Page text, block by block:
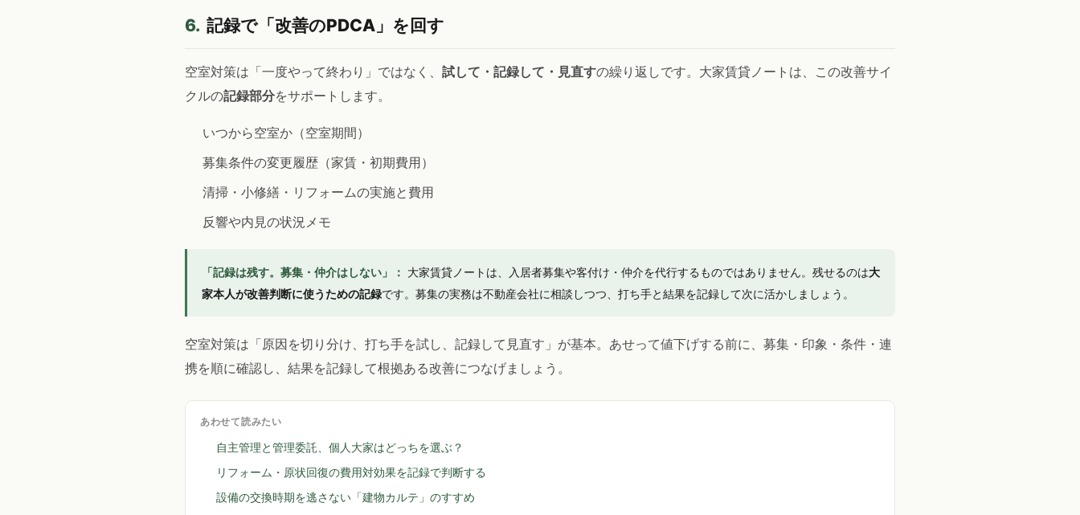
6. 記録で「改善のPDCA」を回す
空室対策は「一度やって終わり」ではなく、 試して・記録して・見直すの繰り返しです。大家賃貸ノートは、この改善サイ
クルの記録部分をサポートします。
いつから空室か（空室期間）
募集条件の変更履歴（家賃・初期費用）
清掃・小修繕・リフォームの実施と費用
反響や内見の状況メモ
「記録は残す。募集・仲介はしない」： 大家賃貸ノートは、入居者募集や客付け・仲介を代行するものではありません。残せるのは大
家本人が改善判断に使うための記録です。募集の実務は不動産会社に相談しつつ、打ち手と結果を記録して次に活かしましょう。
空室対策は「原因を切り分け、打ち手を試し、記録して見直す」が基本。あせって値下げする前に、募集・印象・条件・連
携を順に確認し、結果を記録して根拠ある改善につなげましょう。
あわせて読みたい
自主管理と管理委託、個人大家はどっちを選ぶ？
リフォーム・原状回復の費用対効果を記録で判断する
設備の交換時期を逃さない「建物カルテ」のすすめ